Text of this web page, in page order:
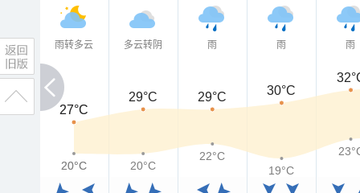
雨转多云 多云转阴 雨 雨 雨
27°C
27°C
29°C 29°C 30°C
20°C
20°C 20°C
22°C
19°C